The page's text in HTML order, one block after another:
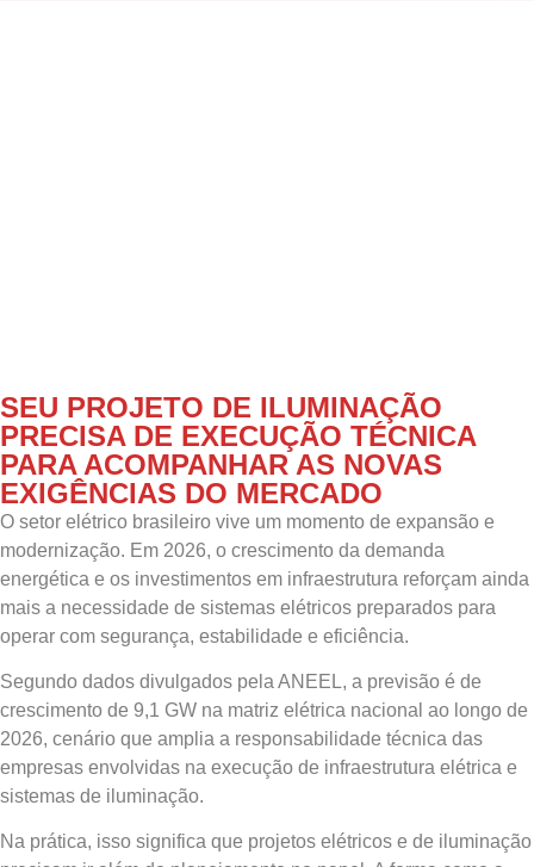
SEU PROJETO DE ILUMINAÇÃO
PRECISA DE EXECUÇÃO TÉCNICA
PARA ACOMPANHAR AS NOVAS
EXIGÊNCIAS DO MERCADO
O setor elétrico brasileiro vive um momento de expansão e
modernização. Em 2026, o crescimento da demanda
energética e os investimentos em infraestrutura reforçam ainda
mais a necessidade de sistemas elétricos preparados para
operar com segurança, estabilidade e eficiência.
Segundo dados divulgados pela ANEEL, a previsão é de
crescimento de 9,1 GW na matriz elétrica nacional ao longo de
2026, cenário que amplia a responsabilidade técnica das
empresas envolvidas na execução de infraestrutura elétrica e
sistemas de iluminação.
Na prática, isso significa que projetos elétricos e de iluminação